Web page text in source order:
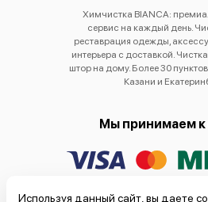
Химчистка BIANCA:
сервис на каждый день.
реставрация одежды,
интерьера с доставкой.
штор на дому. Более 30
Казани и
Мы принимаем к
Политика
Используя данный сайт, вы даете